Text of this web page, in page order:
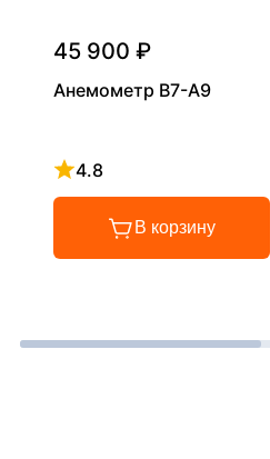
45 900 ₽
Анемометр В7-А9
4.8
Рейтинг 4.8 из 5
В корзину